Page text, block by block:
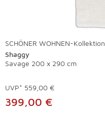
SCHÖNER WOHNEN-Kollektion
Shaggy
Savage 200 x 290 cm
UVP* 559,00 €
399,00 €